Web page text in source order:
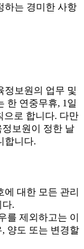
는 경미한 사항
정보원의 업무 및
한 연중무휴, 1일
으로 합니다. 다만
보원이 정한 날
합니다.
대한 모든 관리
.
제외하고는 이
양도 또는 변경할